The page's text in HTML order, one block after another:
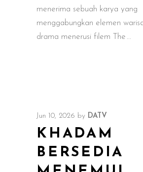
menerima sebuah karya yang
menggabungkan elemen
drama menerusi filem The
Jun 10, 2026 by DATV
KHADAM
BERSEDIA